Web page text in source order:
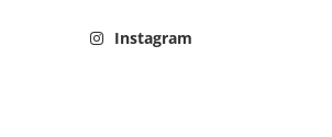
Instagram